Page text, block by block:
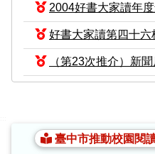
2004好書大家讀年
好書大家讀第四十六
（第23次推介）新
臺中市推動校園閱